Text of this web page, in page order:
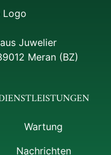
Juwelier
Meran (BZ)
Wartung
Nachrichten